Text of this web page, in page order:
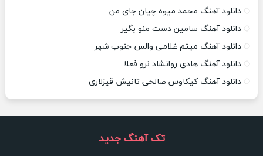
دانلود آهنگ محمد میوه چیان جای من
دانلود آهنگ سامین دست منو بگیر
دانلود آهنگ میثم غلامی والس جنوب شهر
دانلود آهنگ هادی روانشاد نرو فعلا
دانلود آهنگ کیکاوس صالحی تانیش قیزلاری
تک آهنگ جدید